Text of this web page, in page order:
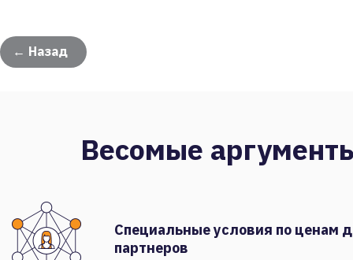
← Назад
Весомые
Специальные условия по ценам
партнеров